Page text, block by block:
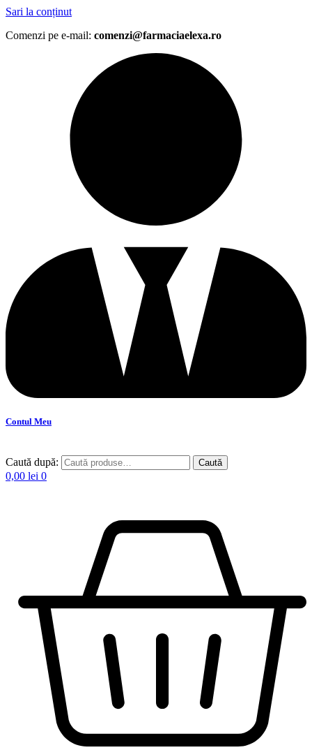
Sari la conținut
Comenzi pe e-mail: comenzi@farmaciaelexa.ro
Contul Meu
Caută după: Caută
0,00 lei 0